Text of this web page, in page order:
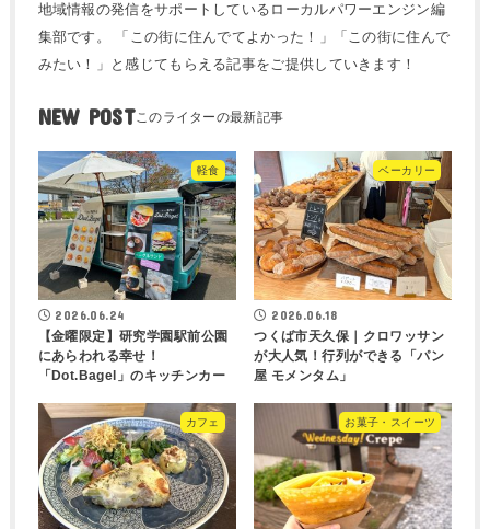
地域情報の発信をサポートしているローカルパワーエンジン編
集部です。 「この街に住んでてよかった！」「この街に住んで
みたい！」と感じてもらえる記事をご提供していきます！
NEW POST
軽食
2026.06.24
【金曜限定】研究学園駅前公園
にあらわれる幸せ！
「Dot.Bagel」のキッチンカー
ベーカリー
2026.06.18
つくば市天久保｜クロワッサン
が大人気！行列ができる「パン
屋 モメンタム」
カフェ お菓子・スイーツ